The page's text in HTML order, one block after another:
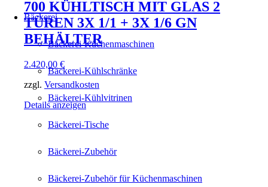
Bäckerei
Bäckerei-Küchenmaschinen
Bäckerei-Kühlschränke
Bäckerei-Kühlvitrinen
Bäckerei-Tische
Bäckerei-Zubehör
Bäckerei-Zubehör für Küchenmaschinen
700 KÜHLTISCH MIT GLAS 2
TÜREN 3X 1/1 + 3X 1/6 GN
BEHÄLTER
2.420,00 €
zzgl. Versandkosten
Details anzeigen